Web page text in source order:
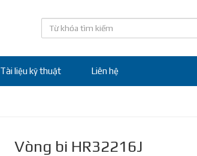
Tài liệu kỹ thuật Liên hệ
Vòng bi HR32216J